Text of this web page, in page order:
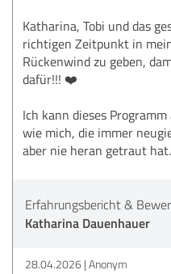
Katharina, Tobi und das
richtigen Zeitpunkt in
Rückenwind zu geben,
dafür!!! ❤️
Ich kann dieses
wie mich, die immer
aber nie heran getraut hat.
Erfahrungsbericht &
Katharina Dauenhauer
28.04.2026 Anonym